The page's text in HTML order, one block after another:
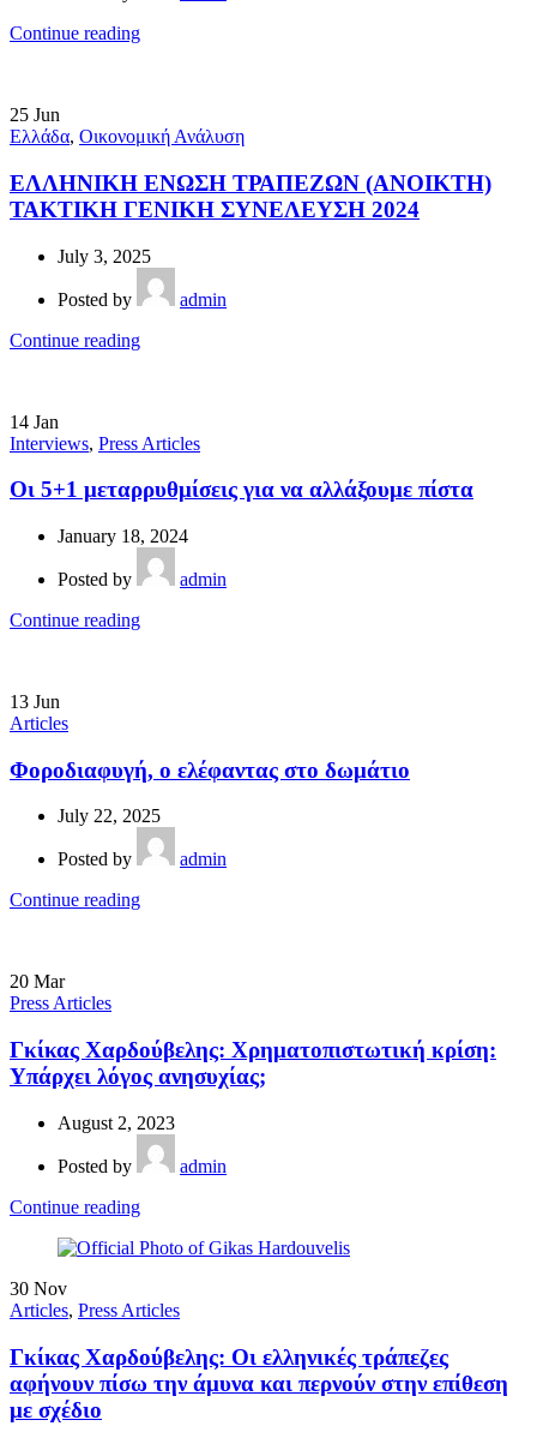
Continue reading
25 Jun
Ελλάδα, Οικονομική Ανάλυση
ΕΛΛΗΝΙΚΗ ΕΝΩΣΗ ΤΡΑΠΕΖΩΝ (ΑΝΟΙΚΤΗ)
ΤΑΚΤΙΚΗ ΓΕΝΙΚΗ ΣΥΝΕΛΕΥΣΗ 2024
July 3, 2025
Posted by
admin
Continue reading
14 Jan
Interviews, Press Articles
Οι 5+1 μεταρρυθμίσεις για να αλλάξουμε πίστα
January 18, 2024
Posted by
admin
Continue reading
13 Jun
Articles
Φοροδιαφυγή, ο ελέφαντας στο δωμάτιο
July 22, 2025
Posted by
admin
Continue reading
20 Mar
Press Articles
Γκίκας Χαρδούβελης: Χρηματοπιστωτική κρίση:
Υπάρχει λόγος ανησυχίας;
August 2, 2023
Posted by
admin
Continue reading
30 Nov
Articles, Press Articles
Γκίκας Χαρδούβελης: Οι ελληνικές τράπεζες
αφήνουν πίσω την άμυνα και περνούν στην επίθεση
με σχέδιο